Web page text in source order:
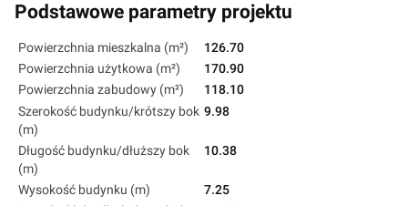
Podstawowe parametry projektu
Powierzchnia mieszkalna (m²)
126.70
Powierzchnia użytkowa (m²)
170.90
Powierzchnia zabudowy (m²)
118.10
Szerokość budynku/krótszy bok
(m)
9.98
Długość budynku/dłuższy bok
(m)
10.38
Wysokość budynku (m)
7.25